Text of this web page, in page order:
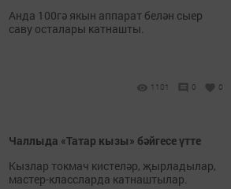
Анда 100гә якын аппарат белән сыер
саву осталары катнашты.
1101 0 0
Чаллыда «Татар кызы» бәйгесе үтте
Кызлар токмач кистеләр, җырладылар,
мастер-классларда катнаштылар.